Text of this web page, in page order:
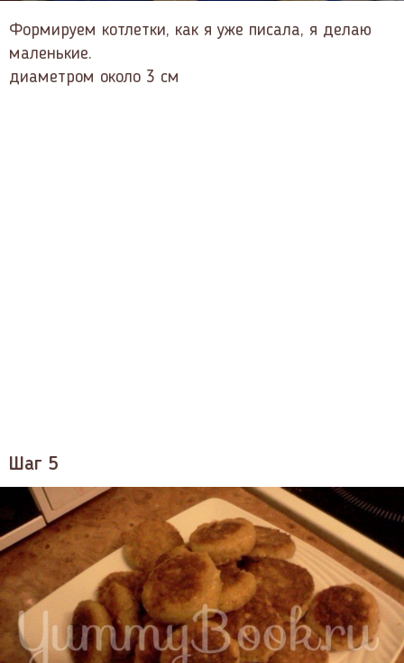
Формируем котлетки, как я уже писала, я делаю
маленькие.
диаметром около 3 см
Шаг 5